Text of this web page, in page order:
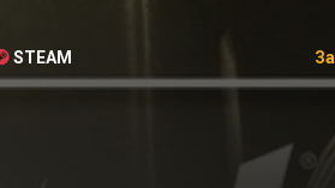
STEAM